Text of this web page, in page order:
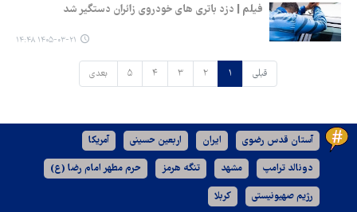
فیلم | دزد باتری های خودروی زائران دستگیر شد
۱۴۰۵-۰۳-۲۱ ۱۴:۴۸
قبلی ۱ ۲ ۳ ۴ ۵ بعدی
آستان قدس رضوی ایران اربعین حسینی آمریکا
دونالد ترامپ مشهد تنگه هرمز حرم مطهر امام رضا (ع)
رژیم صهیونیستی کربلا